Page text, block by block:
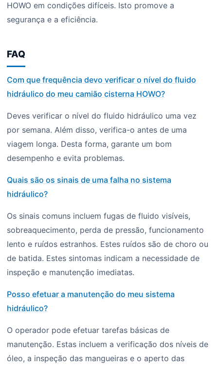
HOWO em condições difíceis. Isto promove a
segurança e a eficiência.
FAQ
Com que frequência devo verificar o nível do fluido
hidráulico do meu camião cisterna HOWO?
Deves verificar o nível do fluido hidráulico uma vez
por semana. Além disso, verifica-o antes de uma
viagem longa. Desta forma, garante um bom
desempenho e evita problemas.
Quais são os sinais de uma falha no sistema
hidráulico?
Os sinais comuns incluem fugas de fluido visíveis,
sobreaquecimento, perda de pressão, funcionamento
lento e ruídos estranhos. Estes ruídos são de choro ou
de batida. Estes sintomas indicam a necessidade de
inspeção e manutenção imediatas.
Posso efetuar a manutenção do meu sistema
hidráulico?
O operador pode efetuar tarefas básicas de
manutenção. Estas incluem a verificação dos níveis de
óleo, a inspeção das mangueiras e o aperto das